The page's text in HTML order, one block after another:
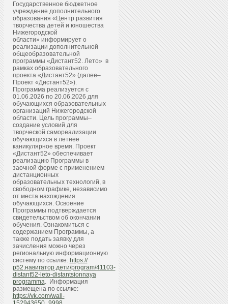
Государственное бюджетное
учреждение дополнительного
образования «Центр развития
творчества детей и юношества
Нижегородской
области» информирует о
реализации дополнительной
общеобразовательной
программы «Дистант52. Лето» в
рамках образовательного
проекта «Дистант52» (далее–
Проект «Дистант52»).
Программа реализуется с
01.06.2026 по 20.06.2026 для
обучающихся образовательных
организаций Нижегородской
области. Цель программы–
создание условий для
творческой самореализации
обучающихся в летнее
каникулярное время. Проект
«Дистант52» обеспечивает
реализацию Программы в
заочной форме с применением
дистанционных
образовательных технологий, в
свободном графике, независимо
от места нахождения
обучающихся. Освоение
Программы подтверждается
свидетельством об окончании
обучения. Ознакомиться с
содержанием Программы, а
также подать заявку для
зачисления можно через
региональную информационную
систему по ссылке: https://
р52.навигатор.дети/program/41103-
distant52-leto-distantsionnaya
programma. Информация
размещена по ссылке:
https://vk.com/wall-